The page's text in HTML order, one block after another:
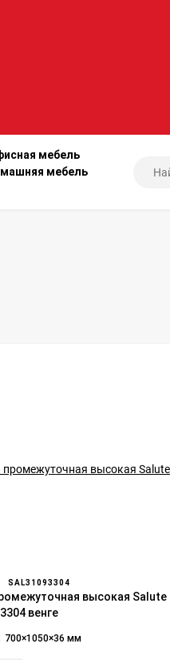
мебель
мебель
SAL31093304
высокая Salute
венге
700×1050×36 мм